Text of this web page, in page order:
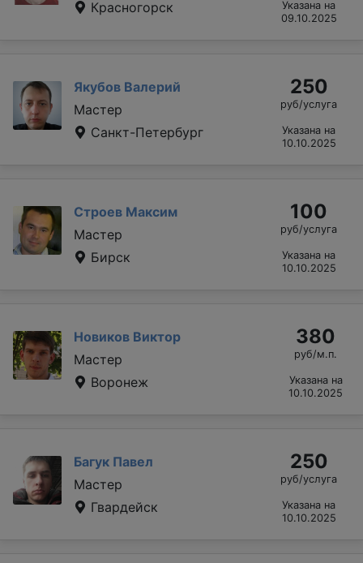
Красногорск
Указана на
09.10.2025
Якубов Валерий
Мастер
Санкт-Петербург
250
руб/услуга
Указана на
10.10.2025
Строев Максим
Мастер
Бирск
100
руб/услуга
Указана на
10.10.2025
Новиков Виктор
Мастер
Воронеж
380
руб/м.п.
Указана на
10.10.2025
Багук Павел
Мастер
Гвардейск
250
руб/услуга
Указана на
10.10.2025